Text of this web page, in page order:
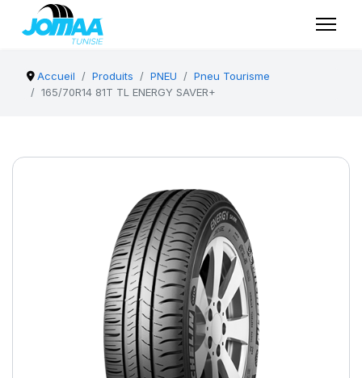
Accueil Produits PNEU
Pneu Tourisme
165/70R14 81T TL ENERGY SAVER+